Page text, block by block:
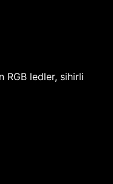
RGB ledler, sihirli